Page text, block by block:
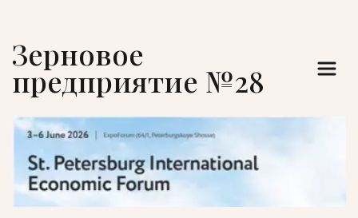
Зерновое
предприятие №28